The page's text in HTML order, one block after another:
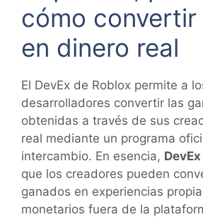
cómo convertir
en dinero real
El DevEx de Roblox permite a
desarrolladores convertir las
obtenidas a través de sus
real mediante un programa
intercambio. En esencia, DevEx
que los creadores pueden
ganados en experiencias
monetarios fuera de la